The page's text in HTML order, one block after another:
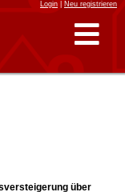
Login| Neu registrieren
über